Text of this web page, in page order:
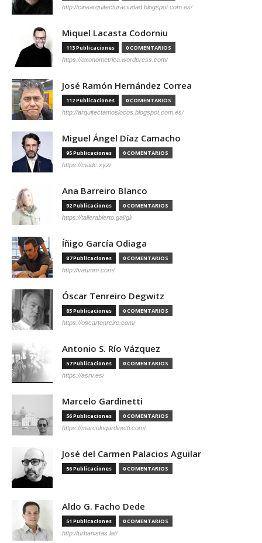
http://cinearquitecturaciudad.blogspot.com.es/
Miquel Lacasta Codorniu
113 Publicaciones 0 COMENTARIOS
https://axonometrica.wordpress.com/
José Ramón Hernández Correa
112 Publicaciones 0 COMENTARIOS
http://arquitectamoslocos.blogspot.com.es/
Miguel Ángel Díaz Camacho
95 Publicaciones 0 COMENTARIOS
https://madc.xyz/
Ana Barreiro Blanco
92 Publicaciones 0 COMENTARIOS
https://tallerabierto.gal/gl/
Íñigo García Odiaga
87 Publicaciones 0 COMENTARIOS
http://vaumm.com/
Óscar Tenreiro Degwitz
85 Publicaciones 0 COMENTARIOS
https://oscartenreiro.com/
Antonio S. Río Vázquez
57 Publicaciones 0 COMENTARIOS
https://asrv.es/
Marcelo Gardinetti
56 Publicaciones 0 COMENTARIOS
https://marcelogardinetti.com/
José del Carmen Palacios Aguilar
56 Publicaciones 0 COMENTARIOS
Aldo G. Facho Dede
51 Publicaciones 0 COMENTARIOS
http://urbanistas.lat/